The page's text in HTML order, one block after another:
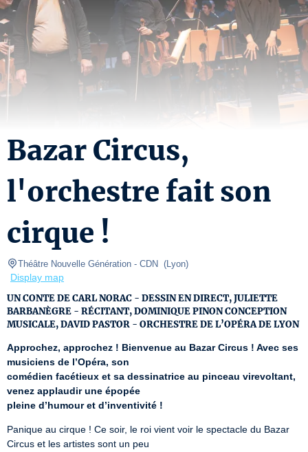
Bazar Circus,
l'orchestre fait son
cirque !
Théâtre Nouvelle Génération - CDN (Lyon)
Display map
UN CONTE DE CARL NORAC - DESSIN EN DIRECT, JULIETTE
BARBANÈGRE - RÉCITANT, DOMINIQUE PINON CONCEPTION
MUSICALE, DAVID PASTOR - ORCHESTRE DE L’OPÉRA DE LYON
Approchez, approchez ! Bienvenue au Bazar Circus ! Avec ses
musiciens de l’Opéra, son
comédien facétieux et sa dessinatrice au pinceau virevoltant,
venez applaudir une épopée
pleine d’humour et d’inventivité !
Panique au cirque ! Ce soir, le roi vient voir le spectacle du Bazar
Circus et les artistes sont un peu